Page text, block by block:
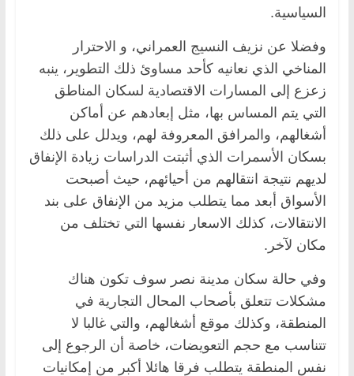
السياسية.
وفضلا عن نزيف النسيج العمراني، و الاحترار
المناخي الذي نعانيه كأحد مساوئ ذلك التطوير، ينبه
زعزع إلى المسارات الاقتصادية لسكان المناطق
التي يتم المساس بها، مثل إبعادهم عن أماكن
أشغالهم، والمرافق المعروفة لهم، ويدلل على ذلك
بسكان الأسمرات الذي أثبتت الدراسات زيادة الإنفاق
لديهم نتيجة انتقالهم من أحيائهم، حيث أصبحت
الأسواق أبعد مما يتطلب مزيد من الإنفاق على بند
الانتقالات، كذلك الاسعار نفسها التي تختلف من
مكان لآخر.
وفي حالة سكان مدينة نصر سوف تكون هناك
مشكلات تتعلق بأصحاب المحال التجارية في
المنطقة، وكذلك موقع أشغالهم، والتي غالبا لا
تتناسب مع حجم التعويضات، خاصة أن الرجوع إلى
نفس المنطقة يتطلب فرقا هائلا أكبر من إمكانيات